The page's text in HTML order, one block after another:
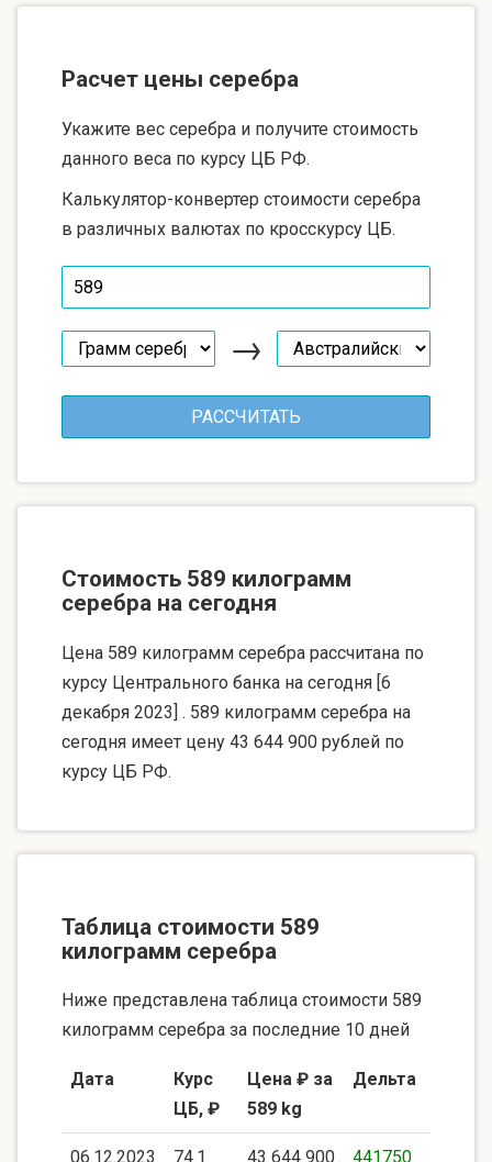
Расчет цены серебра
Укажите вес серебра и получите стоимость
данного веса по курсу ЦБ РФ.
Калькулятор-конвертер стоимости серебра
в различных валютах по кросскурсу ЦБ.
→
Стоимость 589 килограмм
серебра на сегодня
Цена 589 килограмм серебра рассчитана по
курсу Центрального банка на сегодня [6
декабря 2023] . 589 килограмм серебра на
сегодня имеет цену 43 644 900 рублей по
курсу ЦБ РФ.
Таблица стоимости 589
килограмм серебра
Ниже представлена таблица стоимости 589
килограмм серебра за последние 10 дней
Дата
Курс
ЦБ, ₽
Цена ₽ за
589 kg
Дельта
06.12.2023 74.1 43 644 900 441750